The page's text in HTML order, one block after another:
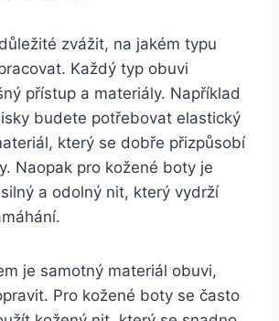
zvážit, na jakém typu
Každý typ ‍obuvi
přístup⁢ a materiály. Například
budete potřebovat elastický
který se dobře⁢ přizpůsobí
Naopak pro kožené boty je
a odolný nit, který vydrží
je ⁤samotný materiál⁣ obuvi,
Pro kožené boty se často